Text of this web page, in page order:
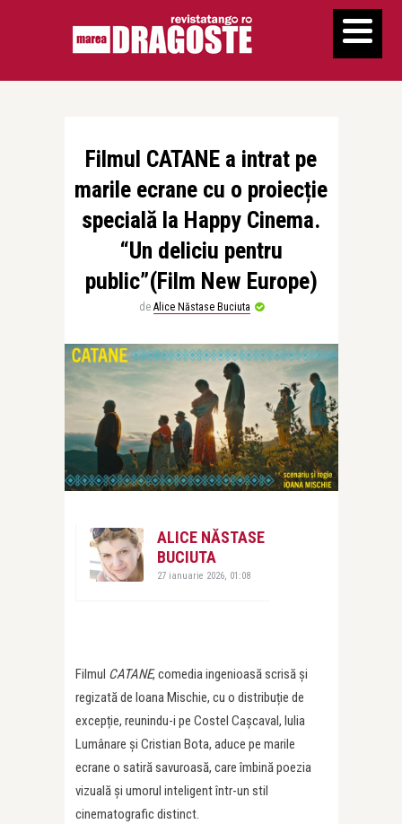
Filmul CATANE a intrat pe
marile ecrane cu o proiecție
specială la Happy Cinema.
“Un deliciu pentru
public”(Film New Europe)
de Alice Năstase Buciuta
ALICE NĂSTASE
BUCIUTA
27 ianuarie 2026, 01:08
Filmul CATANE, comedia ingenioasă scrisă și
regizată de Ioana Mischie, cu o distribuție de
excepție, reunindu-i pe Costel Cașcaval, Iulia
Lumânare și Cristian Bota, aduce pe marile
ecrane o satiră savuroasă, care îmbină poezia
vizuală și umorul inteligent într-un stil
cinematografic distinct.